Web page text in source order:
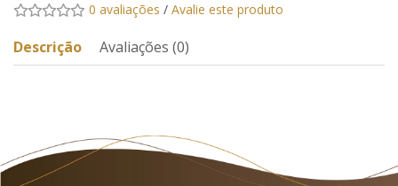
0 avaliações / Avalie este produto
Descrição Avaliações (0)